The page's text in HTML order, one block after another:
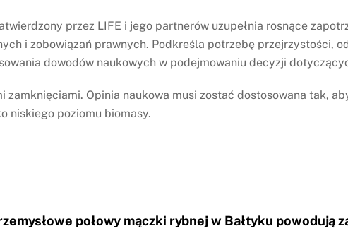
przez LIFE i jego partnerów uzupełnia rosnące
i zobowiązań prawnych. Podkreśla potrzebę przejrzystości,
dowodów naukowych w podejmowaniu decyzji
Opinia naukowa musi zostać dostosowana tak,
niskiego poziomu biomasy.
połowy mączki rybnej w Bałtyku powodują